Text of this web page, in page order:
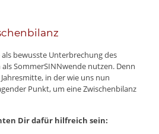
bewusste Unterbrechung des
SommerSINNwende nutzen. Denn
in der wie uns nun
Punkt, um eine Zwischenbilanz
Dir dafür hilfreich sein: